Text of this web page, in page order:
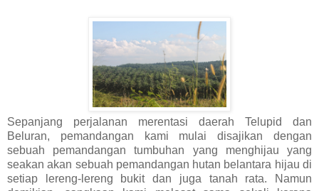
Sepanjang perjalanan merentasi daerah Telupid dan
Beluran, pemandangan kami mulai disajikan dengan
sebuah pemandangan tumbuhan yang menghijau yang
seakan akan sebuah pemandangan hutan belantara hijau di
setiap lereng-lereng bukit dan juga tanah rata. Namun